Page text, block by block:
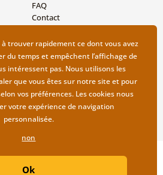
FAQ
Contact
©2019 © Dovido.fr.
| Boutique en ligne créée par
à trouver rapidement ce dont vous avez
du temps et empêchent l’affichage de
intéressent pas. Nous utilisons les
que vous êtes sur notre site et pour
vos préférences. Les cookies nous
votre expérience de navigation
personnalisée.
non
Ok